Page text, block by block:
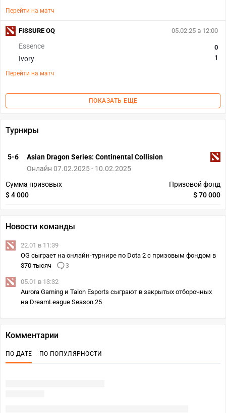
Перейти на матч
05.02.25 в 12:00
Essence
Ivory
0
1
Перейти на матч
FISSURE OQ
ПОКАЗАТЬ ЕЩЕ
Турниры
5-6
Asian Dragon Series: Continental Collision
Онлайн 07.02.2025 - 10.02.2025
Сумма призовых
$ 4 000
Призовой фонд
$ 70 000
Новости команды
22.01 в 11:39
OG сыграет на онлайн-турнире по Dota 2 с призовым фондом в
$70 тысяч
3
05.01 в 13:32
Aurora Gaming и Talon Esports сыграют в закрытых отборочных
на DreamLeague Season 25
Комментарии
ПО ДАТЕ ПО ПОПУЛЯРНОСТИ